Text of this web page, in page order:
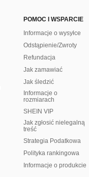
POMOC I WSPARCIE
Informacje o wysyłce
Odstąpienie/Zwroty
Refundacja
Jak zamawiać
Jak śledzić
Informacje o
rozmiarach
SHEIN VIP
Jak zgłosić nielegalną
treść
Strategia Podatkowa
Polityka rankingowa
Informacje o produkcie